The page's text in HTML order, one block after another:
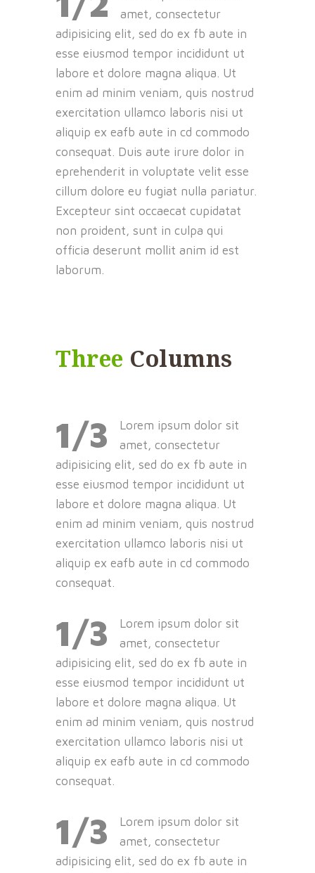
amet, consectetur
adipisicing elit, sed do ex fb aute in
esse eiusmod tempor incididunt ut
labore et dolore magna aliqua. Ut
enim ad minim veniam, quis nostrud
exercitation ullamco laboris nisi ut
aliquip ex eafb aute in cd commodo
consequat. Duis aute irure dolor in
eprehenderit in voluptate velit esse
cillum dolore eu fugiat nulla pariatur.
Excepteur sint occaecat cupidatat
non proident, sunt in culpa qui
officia deserunt mollit anim id est
laborum.
Three Columns
1/3
Lorem ipsum dolor sit
amet, consectetur
adipisicing elit, sed do ex fb aute in
esse eiusmod tempor incididunt ut
labore et dolore magna aliqua. Ut
enim ad minim veniam, quis nostrud
exercitation ullamco laboris nisi ut
aliquip ex eafb aute in cd commodo
consequat.
1/3
Lorem ipsum dolor sit
amet, consectetur
adipisicing elit, sed do ex fb aute in
esse eiusmod tempor incididunt ut
labore et dolore magna aliqua. Ut
enim ad minim veniam, quis nostrud
exercitation ullamco laboris nisi ut
aliquip ex eafb aute in cd commodo
consequat.
1/3
Lorem ipsum dolor sit
amet, consectetur
adipisicing elit, sed do ex fb aute in